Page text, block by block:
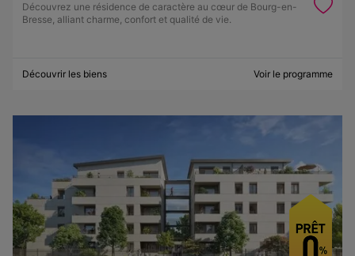
Découvrez une résidence de caractère au cœur de Bourg-en-
Bresse, alliant charme, confort et qualité de vie.
Découvrir les biens Voir le programme